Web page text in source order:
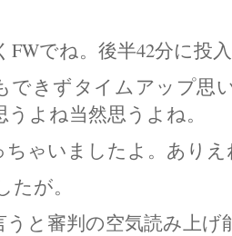
FWでね。後半42分に投
できずタイムアップ思
よね当然思うよね。
ちゃいましたよ。ありえ
たが。
うと審判の空気読み上げ